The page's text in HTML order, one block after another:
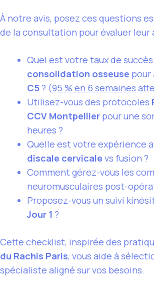
À notre avis, posez ces questions
de la consultation pour évaluer leur
Quel est votre taux de
consolidation osseuse pour
C5 ? (95 % en 6 semaines
Utilisez-vous des protocoles
CCV Montpellier pour une
heures ?
Quelle est votre expérience
discale cervicale vs fusion ?
Comment gérez-vous les
neuromusculaires post-
Proposez-vous un suivi
Jour 1 ?
Cette checklist, inspirée des
du Rachis Paris, vous aide à
spécialiste aligné sur vos besoins.